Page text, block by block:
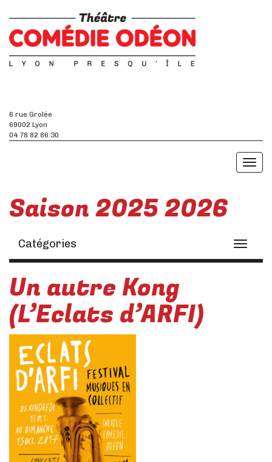
6 rue Grolée
69002 Lyon
04 78 82 86 30
Toggle
Saison 2025 2026
Toggle
Catégories
Un autre Kong
(L’Eclats d’ARFI)